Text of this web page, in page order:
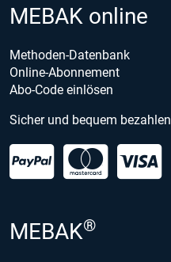
MEBAK online
Methoden-Datenbank
Online-Abonnement
Abo-Code einlösen
Sicher und bequem bezahlen
MEBAK®